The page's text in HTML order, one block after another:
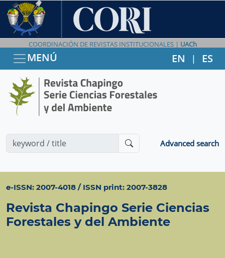
COORDINACIÓN DE REVISTAS INSTITUCIONALES | UACh
MENÚ EN | ES
Advanced search
e-ISSN: 2007-4018 / ISSN print: 2007-3828
Revista Chapingo Serie Ciencias
Forestales y del Ambiente